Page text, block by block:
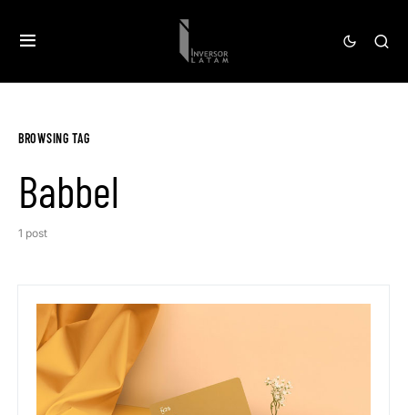
BROWSING TAG
Babbel
1 post